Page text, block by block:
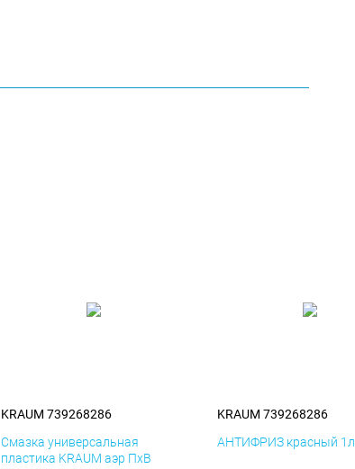
KRAUM 739268286
Смазка универсальная
пластика KRAUM аэр ПхВ
KRAUM 739268286
АНТИФРИЗ красный 1л.